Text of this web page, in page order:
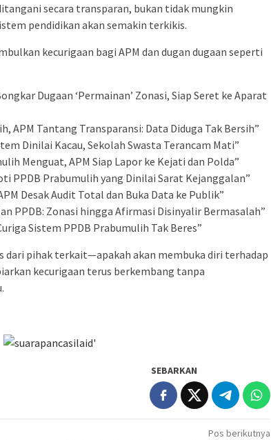
secara transparan, bukan tidak mungkin
pendidikan akan semakin terkikis.
kecurigaan bagi APM dan dugan dugaan seperti
Dugaan ‘Permainan’ Zonasi, Siap Seret ke Aparat
APM Tantang Transparansi: Data Diduga Tak Bersih”
Dinilai Kacau, Sekolah Swasta Terancam Mati”
Menguat, APM Siap Lapor ke Kejati dan Polda”
PPDB Prabumulih yang Dinilai Sarat Kejanggalan”
Desak Audit Total dan Buka Data ke Publik”
PPDB: Zonasi hingga Afirmasi Disinyalir Bermasalah”
Sistem PPDB Prabumulih Tak Beres”
dari pihak terkait—apakah akan membuka diri terhadap
kecurigaan terus berkembang tanpa
SEBARKAN
Pos berikutnya